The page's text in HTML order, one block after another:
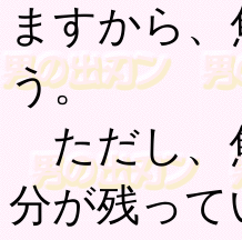
ますから
う。
ただし、
分が残っ